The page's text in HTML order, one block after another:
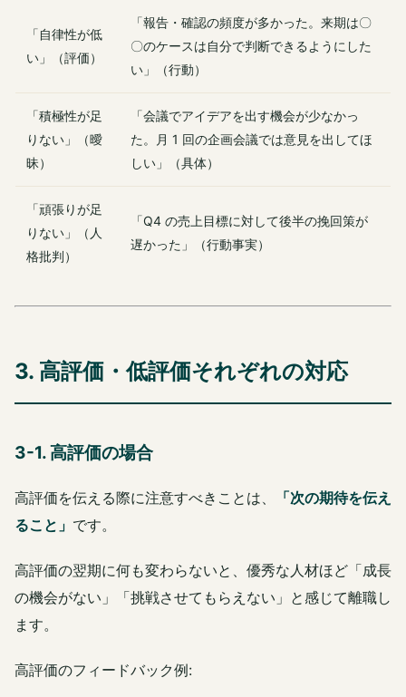
「自律性が低
い」（評価）
「報告・確認の頻度が多かった。来期は〇
〇のケースは自分で判断できるようにした
い」（行動）
「積極性が足
りない」（曖
昧）
「会議でアイデアを出す機会が少なかっ
た。月 1 回の企画会議では意見を出してほ
しい」（具体）
「頑張りが足
りない」（人
格批判）
「Q4 の売上目標に対して後半の挽回策が
遅かった」（行動事実）
3. 高評価・低評価それぞれの対応
3-1. 高評価の場合
高評価を伝える際に注意すべきことは、
「次の期待を伝え
ること」 です。
高評価の翌期に何も変わらないと、優秀な人材ほど「成長
の機会がない」「挑戦させてもらえない」と感じて離職し
ます。
高評価のフィードバック例: